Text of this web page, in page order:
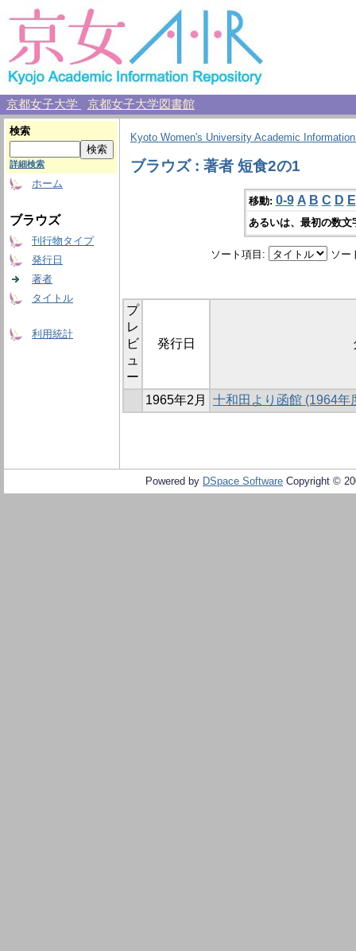
京都女子大学 京都女子大学図書館
検索
詳細検索
ホーム
ブラウズ
刊行物タイプ
発行日
著者
タイトル
利用統計
Kyoto Women's University Academic
ブラウズ : 著者 短食2の1
移動: 0-9 A B C D E
あるいは、最初の数
ソート項目: ソー
プ
レ
ビ
ュ
ー
発行日
1965年2月 十和田より函館 (1964年
Powered by DSpace Software Copyright ©